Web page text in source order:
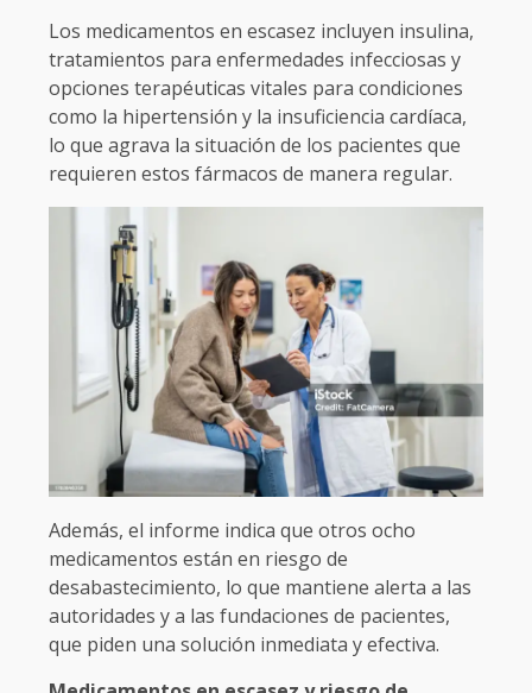
Los medicamentos en escasez incluyen insulina,
tratamientos para enfermedades infecciosas y
opciones terapéuticas vitales para condiciones
como la hipertensión y la insuficiencia cardíaca,
lo que agrava la situación de los pacientes que
requieren estos fármacos de manera regular.
Además, el informe indica que otros ocho
medicamentos están en riesgo de
desabastecimiento, lo que mantiene alerta a las
autoridades y a las fundaciones de pacientes,
que piden una solución inmediata y efectiva.